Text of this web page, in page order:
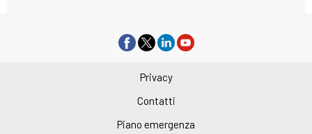
Privacy
Contatti
Piano emergenza